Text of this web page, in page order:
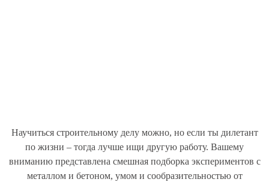
Научиться строительному делу можно, но если ты дилетант
по жизни – тогда лучше ищи другую работу. Вашему
вниманию представлена смешная подборка экспериментов с
металлом и бетоном, умом и сообразительностью от